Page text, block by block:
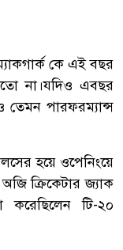
কে এই বছর
না।যদিও এবছর
তেমন পারফরম্যান্স
হয়ে ওপেনিংয়ে
ক্রিকেটার জ্যাক
করেছিলেন টি-২০